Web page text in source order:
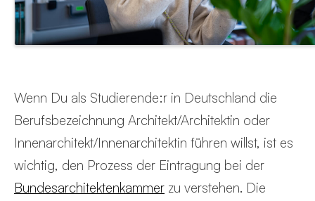
Wenn Du als Studierende:r in Deutschland die
Berufsbezeichnung Architekt/Architektin oder
Innenarchitekt/Innenarchitektin führen willst, ist es
wichtig, den Prozess der Eintragung bei der
Bundesarchitektenkammer zu verstehen. Die